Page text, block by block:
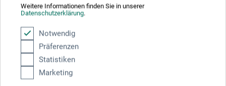
Weitere Informationen finden Sie in unserer
Datenschutzerklärung.
Notwendig
Präferenzen
Statistiken
Marketing
UNKOSTENBEITRAG: 180,- € pro Person.
Anmeldung unter:
Veranstaltungsdatum